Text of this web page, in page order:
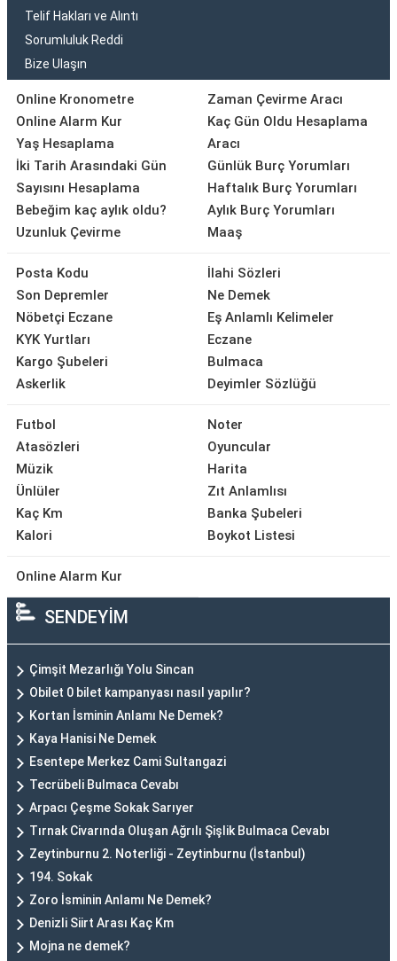
Telif Hakları ve Alıntı
Sorumluluk Reddi
Bize Ulaşın
Online Kronometre
Online Alarm Kur
Yaş Hesaplama
İki Tarih Arasındaki Gün
Sayısını Hesaplama
Bebeğim kaç aylık oldu?
Uzunluk Çevirme
Zaman Çevirme Aracı
Kaç Gün Oldu Hesaplama
Aracı
Günlük Burç Yorumları
Haftalık Burç Yorumları
Aylık Burç Yorumları
Maaş
Posta Kodu
Son Depremler
Nöbetçi Eczane
KYK Yurtları
Kargo Şubeleri
Askerlik
İlahi Sözleri
Ne Demek
Eş Anlamlı Kelimeler
Eczane
Bulmaca
Deyimler Sözlüğü
Futbol
Atasözleri
Müzik
Ünlüler
Kaç Km
Kalori
Noter
Oyuncular
Harita
Zıt Anlamlısı
Banka Şubeleri
Boykot Listesi
Online Alarm Kur
SENDEYİM
Çimşit Mezarlığı Yolu Sincan
Obilet 0 bilet kampanyası nasıl yapılır?
Kortan İsminin Anlamı Ne Demek?
Kaya Hanisi Ne Demek
Esentepe Merkez Cami Sultangazi
Tecrübeli Bulmaca Cevabı
Arpacı Çeşme Sokak Sarıyer
Tırnak Civarında Oluşan Ağrılı Şişlik Bulmaca Cevabı
Zeytinburnu 2. Noterliği - Zeytinburnu (İstanbul)
194. Sokak
Zoro İsminin Anlamı Ne Demek?
Denizli Siirt Arası Kaç Km
Mojna ne demek?